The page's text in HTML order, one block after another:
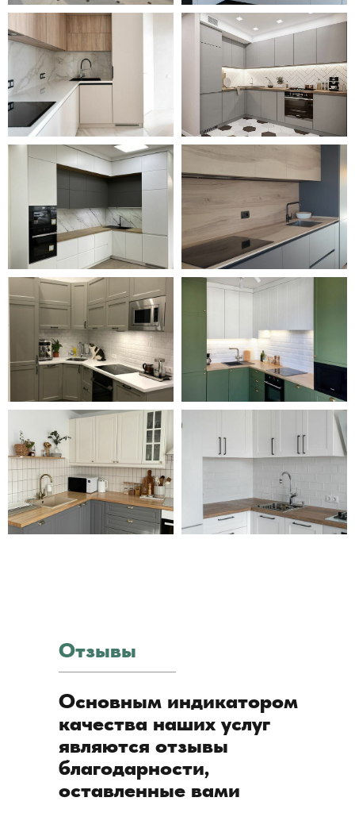
Отзывы
Основным индикатором
качества наших услуг
являются отзывы
благодарности,
оставленные вами